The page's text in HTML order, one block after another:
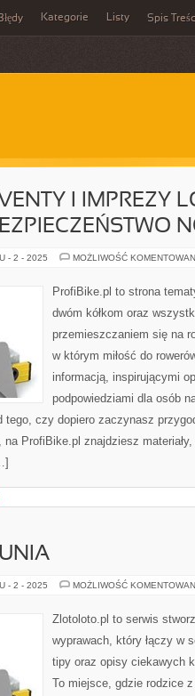
Błędy Kategorie Listy Spis
I IMPREZY
- 2 - 2025 MOŻLIWOŚĆ
ProfiBike.pl to strona
dwóm kółkom oraz
przemieszczaniem się na
w którym miłość do
informacją, inspirującymi
podpowiedziami dla osób
tego, czy dopiero zaczynasz
na ProfiBike.pl znajdziesz
- 2 - 2025 MOŻLIWOŚĆ
Zlotoloto.pl to serwis
wyprawach, który łączy w
tipy oraz opisy ciekawych
To miejsce, gdzie rodzice